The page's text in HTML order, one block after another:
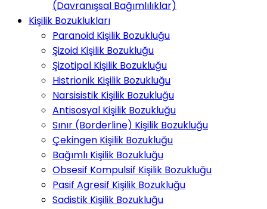
(Davranışsal Bağımlılıklar)
Kişilik Bozuklukları
Paranoid Kişilik Bozukluğu
Şizoid Kişilik Bozukluğu
Şizotipal Kişilik Bozukluğu
Histrionik Kişilik Bozukluğu
Narsisistik Kişilik Bozukluğu
Antisosyal Kişilik Bozukluğu
Sınır (Borderline) Kişilik Bozukluğu
Çekingen Kişilik Bozukluğu
Bağımlı Kişilik Bozukluğu
Obsesif Kompulsif Kişilik Bozukluğu
Pasif Agresif Kişilik Bozukluğu
Sadistik Kişilik Bozukluğu